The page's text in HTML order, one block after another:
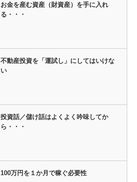
お金を産む資産（財資産）を手に入れ
る・・・
不動産投資を「運試し」にしてはいけな
い
投資話／儲け話はよくよく吟味してか
ら・・・
100万円を１か月で稼ぐ必要性